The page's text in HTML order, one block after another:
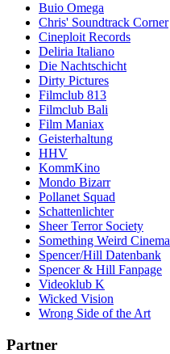
Buio Omega
Chris' Soundtrack Corner
Cineploit Records
Deliria Italiano
Die Nachtschicht
Dirty Pictures
Filmclub 813
Filmclub Bali
Film Maniax
Geisterhaltung
HHV
KommKino
Mondo Bizarr
Pollanet Squad
Schattenlichter
Sheer Terror Society
Something Weird Cinema
Spencer/Hill Datenbank
Spencer & Hill Fanpage
Videoklub K
Wicked Vision
Wrong Side of the Art
Partner